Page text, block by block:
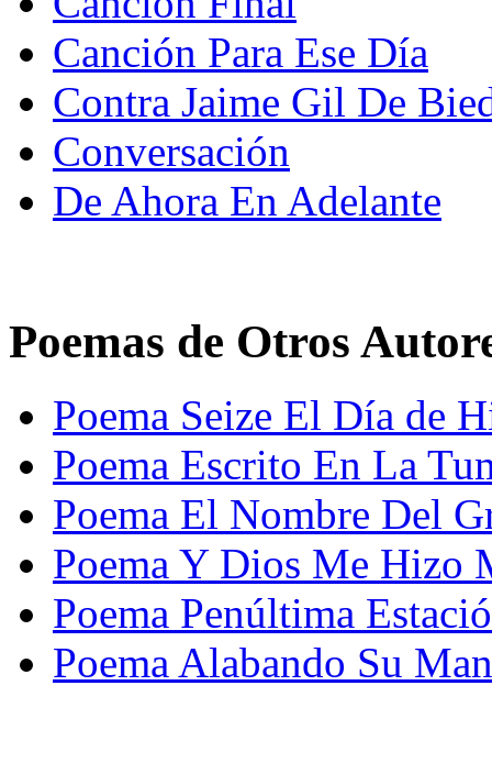
Canción Para Ese Día
Contra Jaime Gil De
Conversación
De Ahora En Adelante
Poemas de Otros
Poema Seize El Día de
Poema Escrito En La
Poema El Nombre Del
Poema Y Dios Me Hizo
Poema Penúltima
Poema Alabando Su